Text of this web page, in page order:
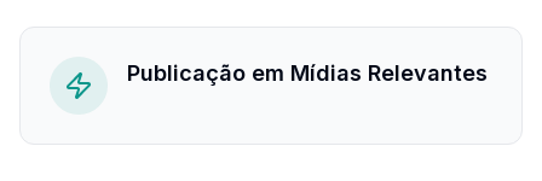
Publicação em Mídias Relevantes